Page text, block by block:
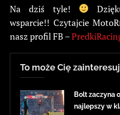
Na dziś tyle!
wsparcie!! Czytajcie
nasz profil FB –
To może Cię
Bolt zaczyna
najlepszy w